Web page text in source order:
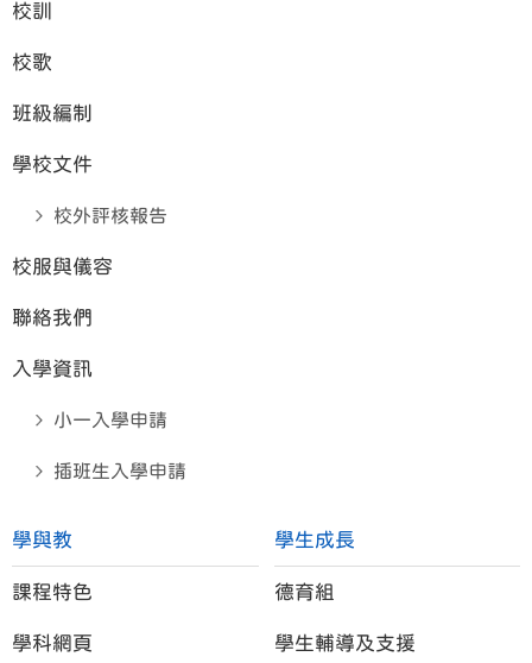
校訓
校歌
班級編制
學校文件
校外評核報告
校服與儀容
聯絡我們
入學資訊
小一入學申請
插班生入學申請
學與教
課程特色
學科網頁
學生成長
德育組
學生輔導及支援